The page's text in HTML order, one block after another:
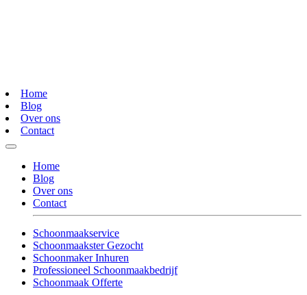
Home
Blog
Over ons
Contact
Home
Blog
Over ons
Contact
Schoonmaakservice
Schoonmaakster Gezocht
Schoonmaker Inhuren
Professioneel Schoonmaakbedrijf
Schoonmaak Offerte